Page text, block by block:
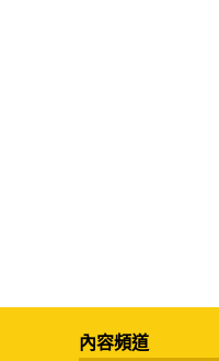
內容頻道